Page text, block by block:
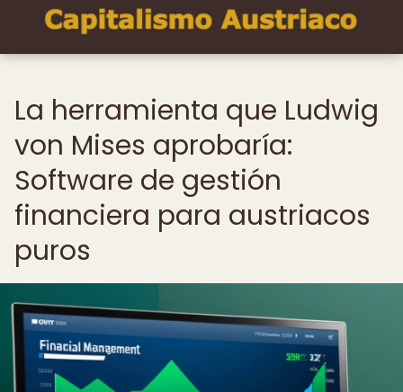
La herramienta que Ludwig
von Mises aprobaría:
Software de gestión
financiera para austriacos
puros